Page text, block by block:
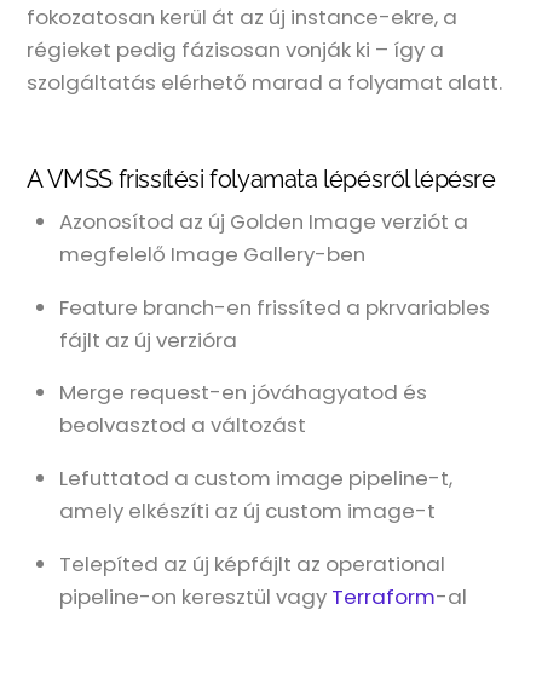
fokozatosan kerül át az új instance-ekre, a
régieket pedig fázisosan vonják ki – így a
szolgáltatás elérhető marad a folyamat alatt.
A VMSS frissítési folyamata lépésről lépésre
Azonosítod az új Golden Image verziót a
megfelelő Image Gallery-ben
Feature branch-en frissíted a pkrvariables
fájlt az új verzióra
Merge request-en jóváhagyatod és
beolvasztod a változást
Lefuttatod a custom image pipeline-t,
amely elkészíti az új custom image-t
Telepíted az új képfájlt az operational
pipeline-on keresztül vagy Terraform-al